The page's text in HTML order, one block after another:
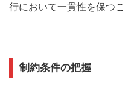
行において一貫性を保つこ
制約条件の把握